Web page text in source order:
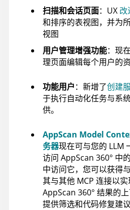
扫描和会话页面：UX 改
和排序的表视图，并为
视图
用户管理增强功能：现
理页面编辑每个用户的资
功能用户：新增了创建
于执行自动化任务与系
供。
AppScan Model
务器现在可与您的 LLM
访问 AppScan 360° 中
中访问它，您可以获得
其与其他 MCP 连接以
AppScan 360° 结果的
提供筛选和代码修复建议